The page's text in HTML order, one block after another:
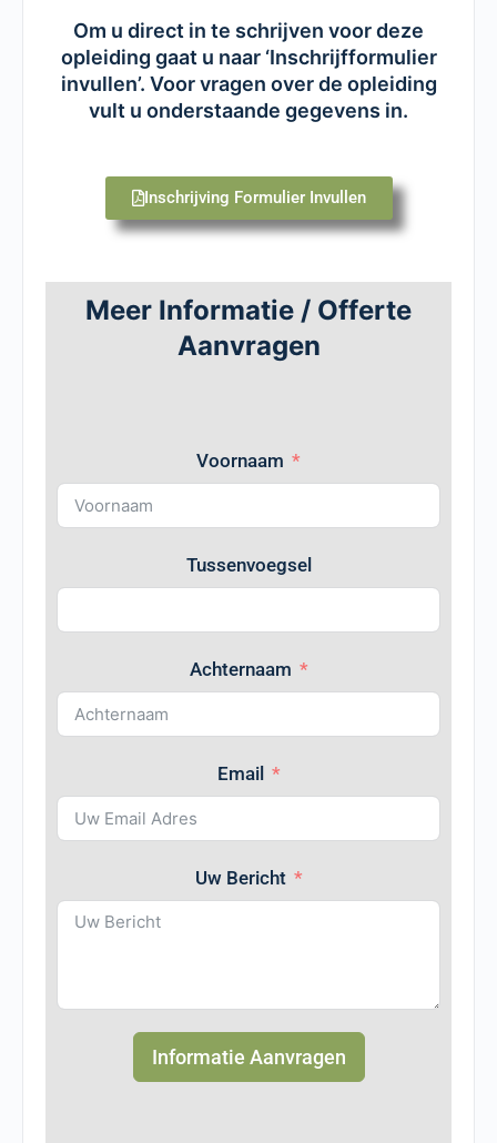
Om u direct in te schrijven voor deze
opleiding gaat u naar ‘Inschrijfformulier
invullen’. Voor vragen over de opleiding
vult u onderstaande gegevens in.
Inschrijving Formulier Invullen
Meer Informatie / Offerte
Aanvragen
Voornaam
Tussenvoegsel
Achternaam
Email
Uw Bericht
Informatie Aanvragen